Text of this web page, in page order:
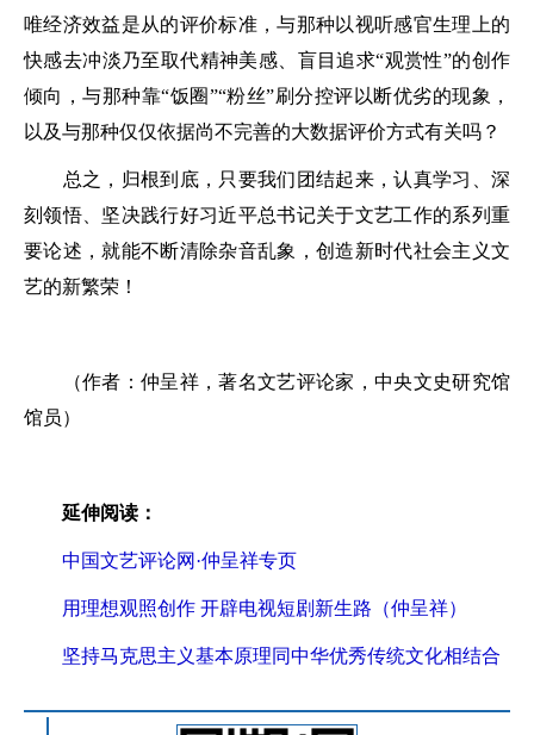
唯经济效益是从的评价标准，与那种以视听感官生理上的
快感去冲淡乃至取代精神美感、盲目追求“观赏性”的创作
倾向，与那种靠“饭圈”“粉丝”刷分控评以断优劣的现象，
以及与那种仅仅依据尚不完善的大数据评价方式有关吗？
总之，归根到底，只要我们团结起来，认真学习、深
刻领悟、坚决践行好习近平总书记关于文艺工作的系列重
要论述，就能不断清除杂音乱象，创造新时代社会主义文
艺的新繁荣！
（作者：仲呈祥，著名文艺评论家，中央文史研究馆
馆员）
延伸阅读：
中国文艺评论网·仲呈祥专页
用理想观照创作 开辟电视短剧新生路（仲呈祥）
坚持马克思主义基本原理同中华优秀传统文化相结合